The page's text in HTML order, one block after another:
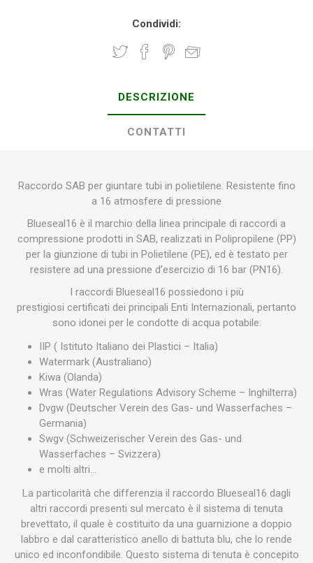
Condividi:
DESCRIZIONE
CONTATTI
Raccordo SAB per giuntare tubi in polietilene. Resistente fino
a 16 atmosfere di pressione
Blueseal16 è il marchio della linea principale di raccordi a
compressione prodotti in SAB, realizzati in Polipropilene (PP)
per la giunzione di tubi in Polietilene (PE), ed è testato per
resistere ad una pressione d’esercizio di 16 bar (PN16).
I raccordi Blueseal16 possiedono i più
prestigiosi certificati dei principali Enti Internazionali, pertanto
sono idonei per le condotte di acqua potabile:
IIP ( Istituto Italiano dei Plastici – Italia)
Watermark (Australiano)
Kiwa (Olanda)
Wras (Water Regulations Advisory Scheme – Inghilterra)
Dvgw (Deutscher Verein des Gas- und Wasserfaches –
Germania)
Swgv (Schweizerischer Verein des Gas- und
Wasserfaches – Svizzera)
e molti altri…
La particolarità che differenzia il raccordo Blueseal16 dagli
altri raccordi presenti sul mercato è il sistema di tenuta
brevettato, il quale è costituito da una guarnizione a doppio
labbro e dal caratteristico anello di battuta blu, che lo rende
unico ed inconfondibile. Questo sistema di tenuta è concepito